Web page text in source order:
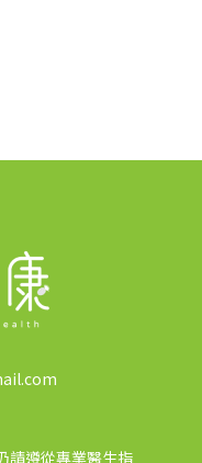
請遵從專業醫生指